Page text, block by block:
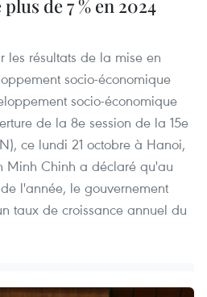
de 7 % en 2024
les résultats de la mise en
socio-économique
socio-économique
de la 8e session de la 15e
ce lundi 21 octobre à Hanoi,
Minh Chinh a déclaré qu'au
l'année, le gouvernement
taux de croissance annuel du